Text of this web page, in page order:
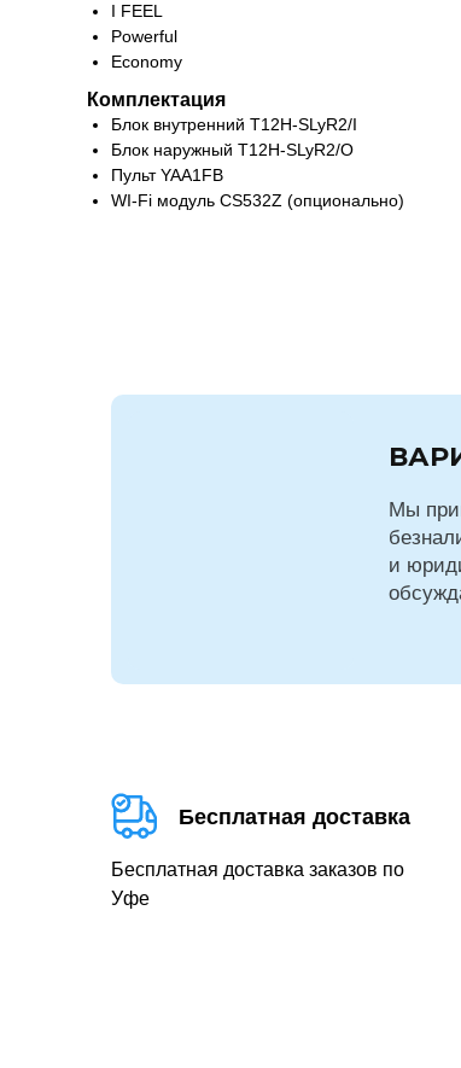
I FEEL
Powerful
Economy
Комплектация
Блок внутренний T12H-SLyR2/I
Блок наружный T12H-SLyR2/O
Пульт YAA1FB
WI-Fi модуль CS532Z (опционально)
Мы
и
Бесплатная доставка
Бесплатная доставка заказов по
Уфе